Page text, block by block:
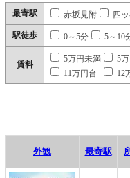
最寄駅 赤坂見附 四
駅徒歩 0～5分 5～10
賃料
5万円未満
5
11万円台
12
外観 最寄駅